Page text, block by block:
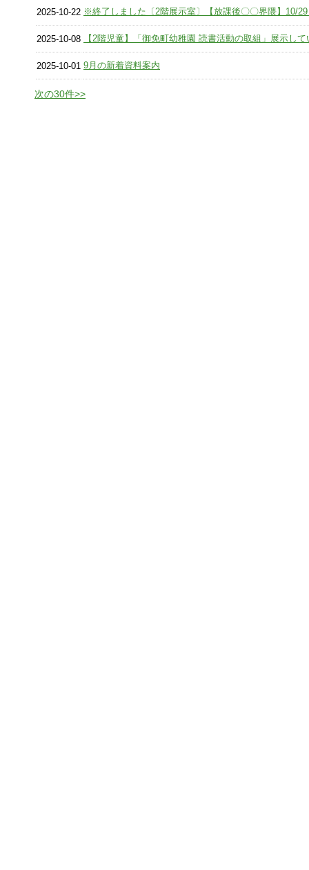
2025-10-22 ※終了しました〔2階展示室〕【放課後〇〇界隈】10/
2025-10-08 【2階児童】「御免町幼稚園 読書活動の取組」展示して
2025-10-01 9月の新着資料案内
次の30件>>